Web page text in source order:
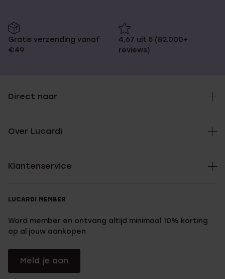
Gratis verzending vanaf
€49
4,67 uit 5 (82.000+
reviews)
Direct naar
Over Lucardi
Klantenservice
LUCARDI MEMBER
Word member en ontvang altijd minimaal 10% korting
op al jouw aankopen
Meld je aan